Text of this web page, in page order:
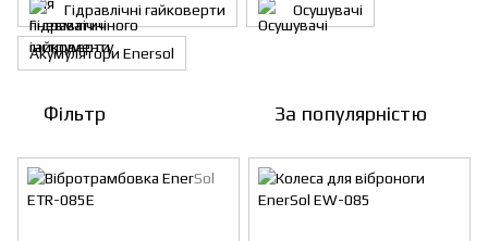
Гідравлічні гайковерти Осушувачі
Акумулятори Enersol
Фільтр За популярністю